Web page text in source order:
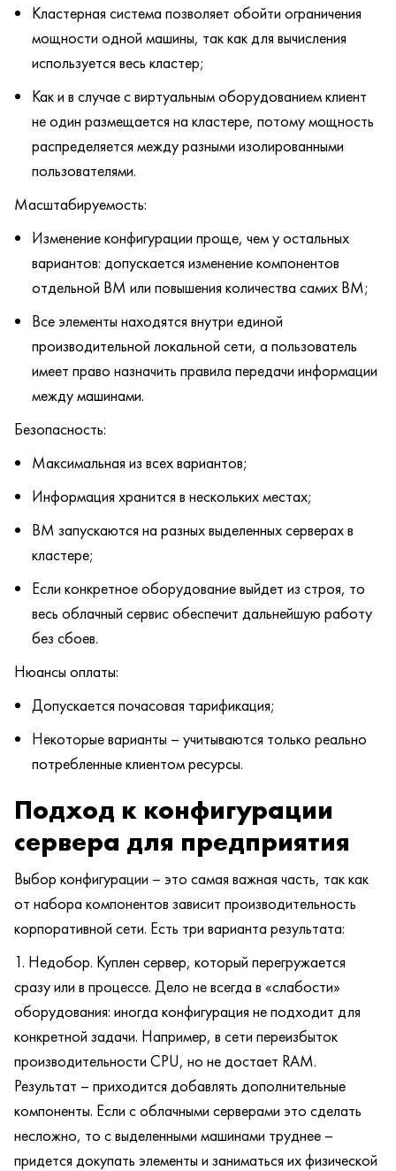
Кластерная система позволяет обойти ограничения
мощности одной машины, так как для вычисления
используется весь кластер;
Как и в случае с виртуальным оборудованием клиент
не один размещается на кластере, потому мощность
распределяется между разными изолированными
пользователями.
Масштабируемость:
Изменение конфигурации проще, чем у остальных
вариантов: допускается изменение компонентов
отдельной ВМ или повышения количества самих ВМ;
Все элементы находятся внутри единой
производительной локальной сети, а пользователь
имеет право назначить правила передачи информации
между машинами.
Безопасность:
Максимальная из всех вариантов;
Информация хранится в нескольких местах;
ВМ запускаются на разных выделенных серверах в
кластере;
Если конкретное оборудование выйдет из строя, то
весь облачный сервис обеспечит дальнейшую работу
без сбоев.
Нюансы оплаты:
Допускается почасовая тарификация;
Некоторые варианты – учитываются только реально
потребленные клиентом ресурсы.
Подход к конфигурации
сервера для предприятия
Выбор конфигурации – это самая важная часть, так как
от набора компонентов зависит производительность
корпоративной сети. Есть три варианта результата:
Недобор. Куплен сервер, который перегружается
сразу или в процессе. Дело не всегда в «слабости»
оборудования: иногда конфигурация не подходит для
конкретной задачи. Например, в сети переизбыток
производительности CPU, но не достает RAM.
Результат – приходится добавлять дополнительные
компоненты. Если с облачными серверами это сделать
несложно, то с выделенными машинами труднее –
придется докупать элементы и заниматься их физической